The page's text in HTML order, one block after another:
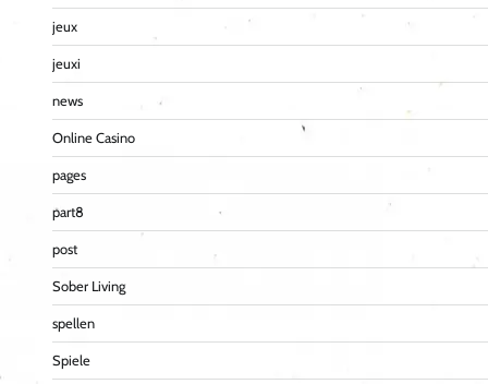
jeux
jeuxi
news
Online Casino
pages
part8
post
Sober Living
spellen
Spiele